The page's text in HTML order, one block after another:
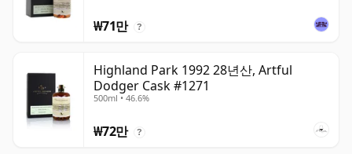
₩71만 ?
Highland Park 1992 28년산, Artful
Dodger Cask #1271
500ml • 46.6%
₩72만 ?